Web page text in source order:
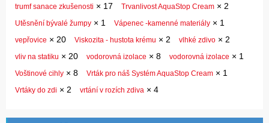
trumf sanace zkušenosti × 17 Trvanlivost AquaStop Cream × 2
Utěsnění bývalé žumpy × 1 Vápenec -kamenné materiály × 1
vepřovice × 20 Viskozita - hustota krému × 2 vlhké zdivo × 2
vliv na statiku × 20 vodorovná izolace × 8 vodorovná izolace × 1
Voštinové cihly × 8 Vrták pro náš Systém AquaStop Cream × 1
Vrtáky do zdi × 2 vrtání v rozích zdiva × 4